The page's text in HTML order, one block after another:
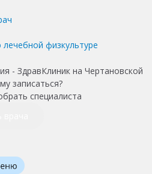
физкультуре
записаться?
специалиста